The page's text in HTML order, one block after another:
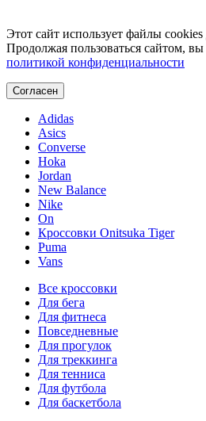
Этот сайт использует файлы
Продолжая пользоваться сайтом,
политикой конфиденциальности
Согласен
Adidas
Asics
Converse
Hoka
Jordan
New Balance
Nike
On
Кроссовки Onitsuka Tiger
Puma
Vans
Все кроссовки
Для бега
Для фитнеса
Повседневные
Для прогулок
Для треккинга
Для тенниса
Для футбола
Для баскетбола